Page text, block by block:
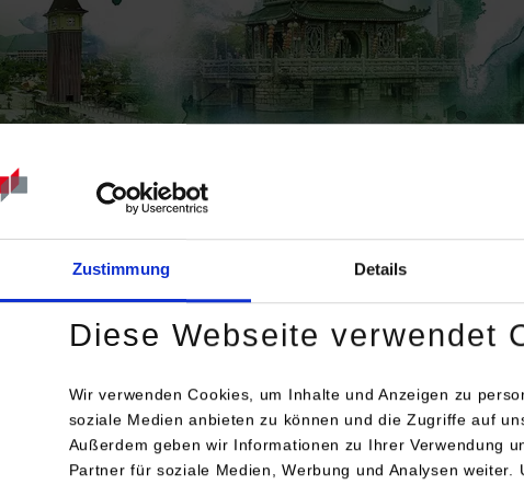
Zustimmung Details
Diese Webseite verwendet
Wir verwenden Cookies, um Inhalte und Anzeigen zu
soziale Medien anbieten zu können und die Zugriffe auf
Außerdem geben wir Informationen zu Ihrer Verwendung
Partner für soziale Medien, Werbung und Analysen weiter.
Prof. Dr. Stefan Fünfgeld, Prodekan der Fakultät Wirtschaft an der
Publikum bevor Initiator Prof. Dr. Uwe C. Swoboda, Studiengangsleiter